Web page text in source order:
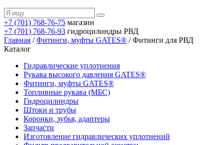
+7 (701) 768-76-75 магазин
+7 (701) 768-76-93 гидроцилиндры РВД
Главная /Фитинги, муфты GATES® / Фитинги для РВД
Каталог
Гидравлические уплотнения
Рукава высокого давления GATES®
Фитинги, муфты GATES®
Топливные рукава (МБС)
Гидроцилиндры
Штоки и трубы
Коронки, зубья, адаптеры
Запчасти
Изготовление гидравлических уплотнений